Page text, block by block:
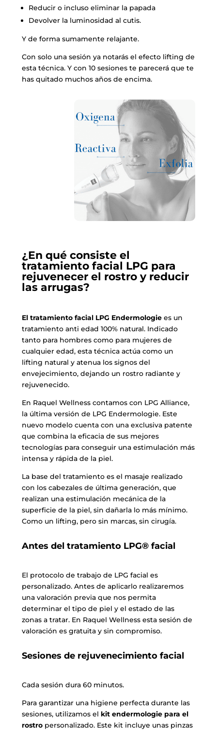
Reducir o incluso eliminar la papada
Devolver la luminosidad al cutis.
Y de forma sumamente relajante.
Con solo una sesión ya notarás el efecto lifting de
esta técnica. Y con 10 sesiones te parecerá que te
has quitado muchos años de encima.
¿En qué consiste el
tratamiento facial LPG para
rejuvenecer el rostro y reducir
las arrugas?
El tratamiento facial LPG Endermologiees un
tratamiento anti edad 100% natural. Indicado
tanto para hombres como para mujeres de
cualquier edad, esta técnica actúa como un
lifting natural y atenua los signos del
envejecimiento, dejando un rostro radiante y
rejuvenecido.
En Raquel Wellness contamos con LPG Alliance,
la última versión de LPG Endermologie. Este
nuevo modelo cuenta con una exclusiva patente
que combina la eficacia de sus mejores
tecnologías para conseguir una estimulación más
intensa y rápida de la piel.
La base del tratamiento es el masaje realizado
con los cabezales de última generación, que
realizan una estimulación mecánica de la
superficie de la piel, sin dañarla lo más mínimo.
Como un lifting, pero sin marcas, sin cirugía.
Antes del tratamiento LPG® facial
El protocolo de trabajo de LPG facial es
personalizado. Antes de aplicarlo realizaremos
una valoración previa que nos permita
determinar el tipo de piel y el estado de las
zonas a tratar. En Raquel Wellness esta sesión de
valoración es gratuita y sin compromiso.
Sesiones de rejuvenecimiento facial
Cada sesión dura 60 minutos.
Para garantizar una higiene perfecta durante las
sesiones, utilizamos el kit endermologie para el
rostropersonalizado. Este kit incluye unas pinzas